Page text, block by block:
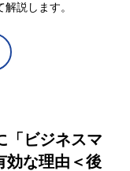
説します。
「ビジネスマ
効な理由＜後